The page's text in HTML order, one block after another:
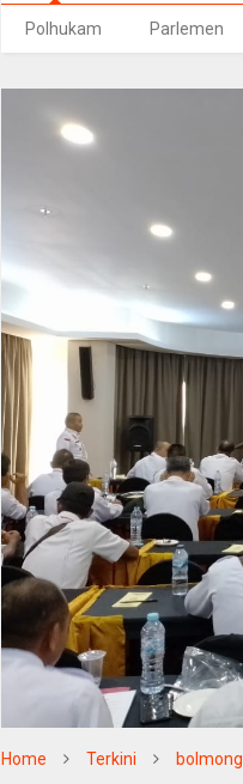
Polhukam Parlemen
Home Terkini bolmong